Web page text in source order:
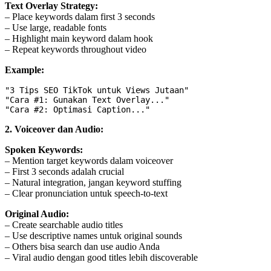
Text Overlay Strategy:
– Place keywords dalam first 3 seconds
– Use large, readable fonts
– Highlight main keyword dalam hook
– Repeat keywords throughout video
Example:
"3 Tips SEO TikTok untuk Views Jutaan"
"Cara #1: Gunakan Text Overlay..."
2. Voiceover dan Audio:
Spoken Keywords:
– Mention target keywords dalam voiceover
– First 3 seconds adalah crucial
– Natural integration, jangan keyword stuffing
– Clear pronunciation untuk speech-to-text
Original Audio:
– Create searchable audio titles
– Use descriptive names untuk original sounds
– Others bisa search dan use audio Anda
– Viral audio dengan good titles lebih discoverable